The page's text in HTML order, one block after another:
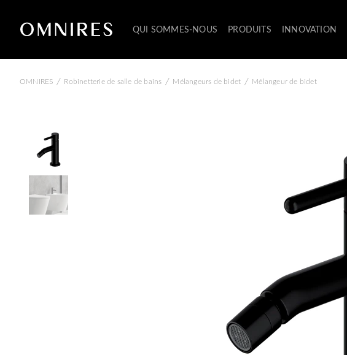
QUI SOMMES-NOUS PRODUITS INNOVATION
OMNIRES / Robinetterie de salle de bains / Mélangeurs de bidet / Mélangeur de bidet